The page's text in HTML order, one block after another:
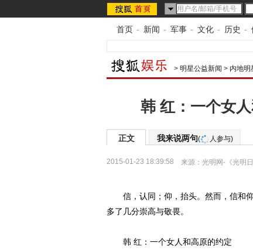
首页 - 新闻 - 军事 - 文化 - 历史 -
> 明星公益新闻 > 内地明
韩 红：一个女
正文 我来说两句( 人参与)
2015-01-23 18:39:58 来源： 光明网-《光明日
信，认同；仰，抬头。然而，信和
多了几分崇高与敬畏。
韩 红：一个女人和高原的约定